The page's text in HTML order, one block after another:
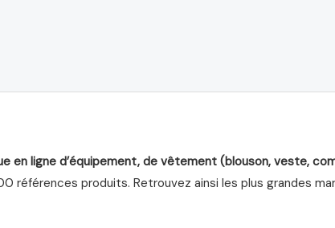
en ligne d’équipement, de vêtement (blouson, veste,
produits. Retrouvez ainsi les plus grandes